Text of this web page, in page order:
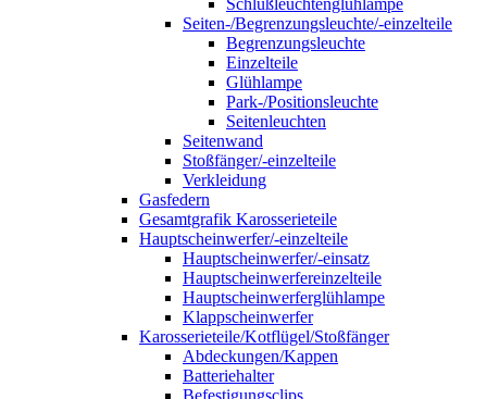
Schlußleuchtenglühlampe
Seiten-/Begrenzungsleuchte/-einzelteile
Begrenzungsleuchte
Einzelteile
Glühlampe
Park-/Positionsleuchte
Seitenleuchten
Seitenwand
Stoßfänger/-einzelteile
Verkleidung
Gasfedern
Gesamtgrafik Karosserieteile
Hauptscheinwerfer/-einzelteile
Hauptscheinwerfer/-einsatz
Hauptscheinwerfereinzelteile
Hauptscheinwerferglühlampe
Klappscheinwerfer
Karosserieteile/Kotflügel/Stoßfänger
Abdeckungen/Kappen
Batteriehalter
Befestigungsclips